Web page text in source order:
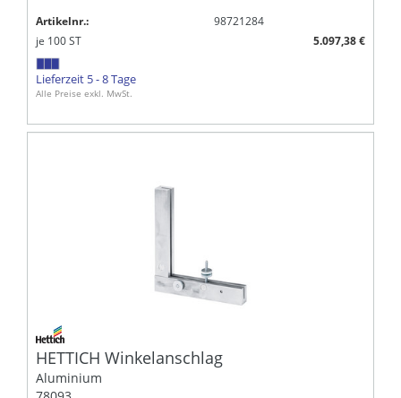
Artikelnr.:
98721284
je 100ST 5.097,38 €
Lieferzeit 5 - 8 Tage
Alle Preise exkl. MwSt.
HETTICH Winkelanschlag
Aluminium